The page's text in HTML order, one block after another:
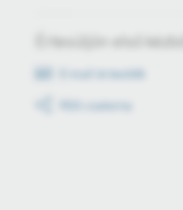
Értesüljön első kézből
E-mail értesítők
RSS csatorna